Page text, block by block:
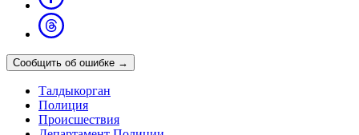
Сообщить об ошибке →
Талдыкорган
Полиция
Происшествия